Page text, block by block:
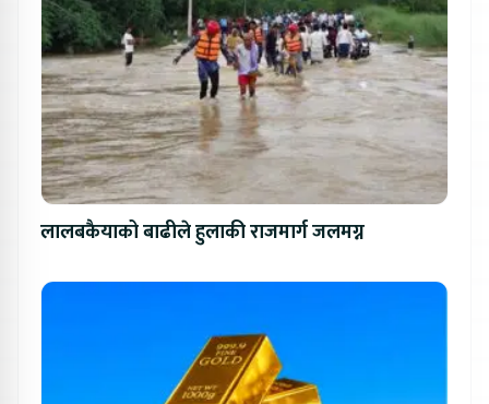
लालबकैयाको बाढीले हुलाकी राजमार्ग जलमग्न